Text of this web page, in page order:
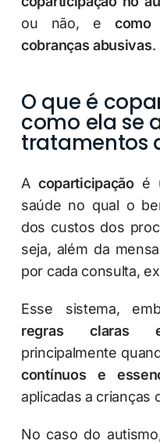
ou não, ecomo
cobranças abusivas.
O que é
como ela se
tratamentos
A coparticipaçãoé
saúde no qual o
dos custos dos
seja, além da
por cada consulta,
Esse sistema,
regras claras
principalmente
contínuos e
aplicadas a crianças
No caso do